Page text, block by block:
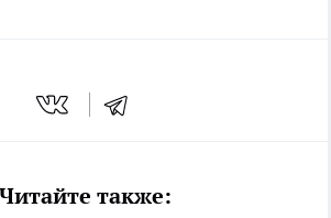
Читайте также: